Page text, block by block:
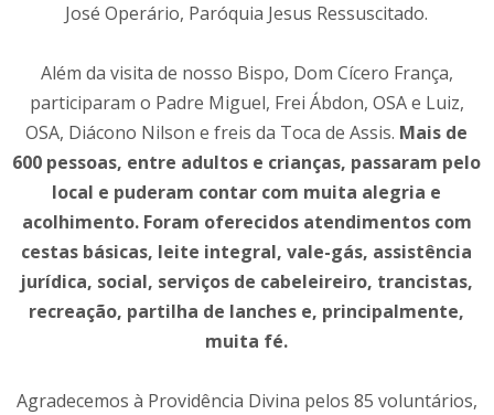
José Operário, Paróquia Jesus Ressuscitado.
Além da visita de nosso Bispo, Dom Cícero França,
participaram o Padre Miguel, Frei Ábdon, OSA e Luiz,
OSA, Diácono Nilson e freis da Toca de Assis. Mais de
600 pessoas, entre adultos e crianças, passaram pelo
local e puderam contar com muita alegria e
acolhimento. Foram oferecidos atendimentos com
cestas básicas, leite integral, vale-gás, assistência
jurídica, social, serviços de cabeleireiro, trancistas,
recreação, partilha de lanches e, principalmente,
muita fé.
Agradecemos à Providência Divina pelos 85 voluntários,